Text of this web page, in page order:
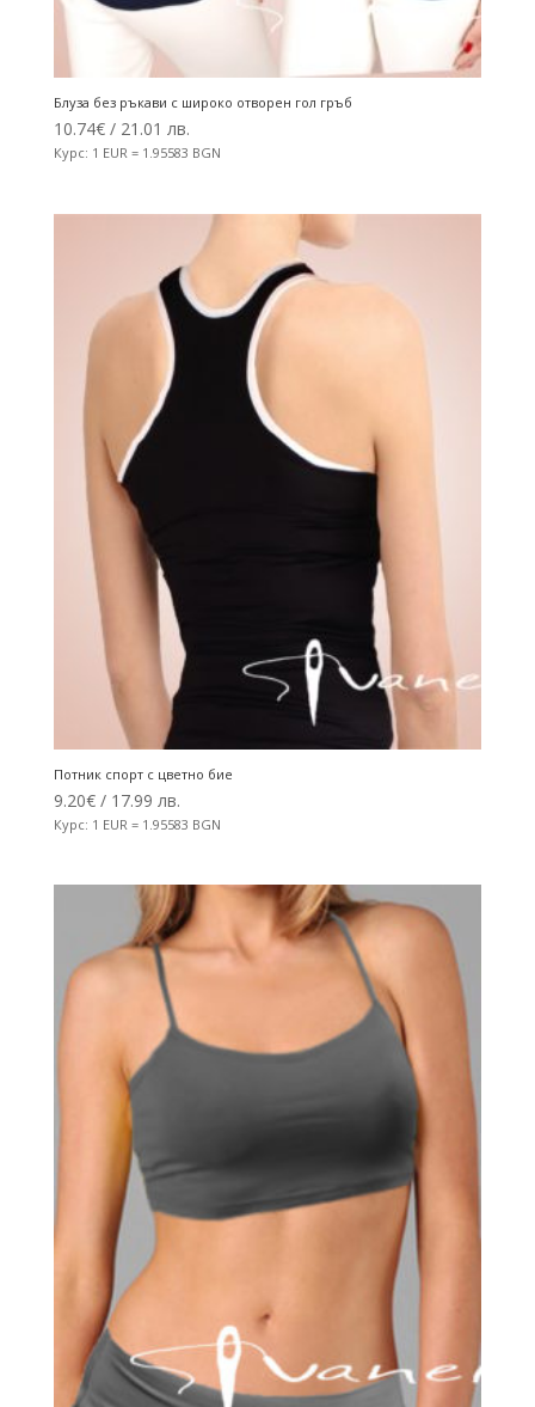
Блуза без ръкави с широко отворен гол гръб
10.74€/ 21.01 лв.
Курс: 1 EUR = 1.95583 BGN
Потник спорт с цветно бие
9.20€/ 17.99 лв.
Курс: 1 EUR = 1.95583 BGN